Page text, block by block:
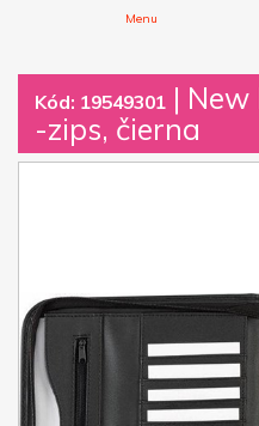
Menu
Kód: 19549301 |
-zips, čierna